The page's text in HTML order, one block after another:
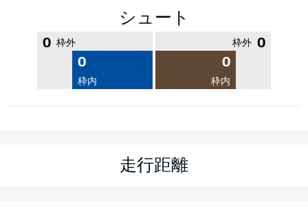
シュート
0 枠外
0
枠内
0
枠外
0
枠内
走行距離